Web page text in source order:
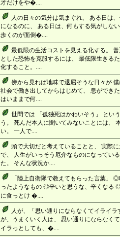
才だけをや�....
人の日々の気分は気まぐれ。 ある日は
になるのに、 ある日は、何もする気がしな
歩くのが面倒�....
最低限の生活コストを見える化する。
とした恐怖を克服するには、 最低限生きる
化すること。....
傍から見れば地味で退屈そうな日々が
社会で働き出してからはじめて、 息ができ
はいままで何....
世間では 「孤独死はかわいそう」 とい
う。 死んだ本人に聞いてみないことには、
い。 一人で....
頭で大切だと考えていることと、 実際
で、 人生がいっそう厄介なものになってい
た。 そんな状況か....
「陸上自衛隊で教えてもらった言葉」
ったようなもの ◎辛いと思うな、辛くなる
に食っとけ �....
人が、「思い通りにならなくてイライ
が、うまくいく人は、 思い通りにならなく
イラっとしても、�....